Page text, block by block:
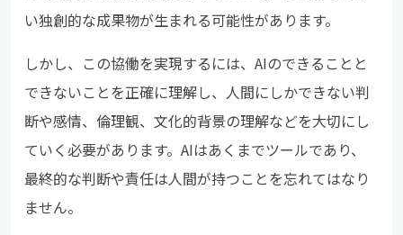
い独創的な成果物が生まれる可能性があります。
しかし、この協働を実現するには、AIのできることと
できないことを正確に理解し、人間にしかできない判
断や感情、倫理観、文化的背景の理解などを大切にし
ていく必要があります。AIはあくまでツールであり、
最終的な判断や責任は人間が持つことを忘れてはなり
ません。